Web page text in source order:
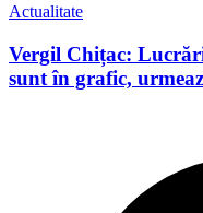
Actualitate
Vergil Chițac:
sunt în grafic,